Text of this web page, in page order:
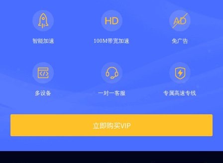
智能加速 100M带宽加速 免广告
多设备 一对一客服 专属高速专线
立即购买VIP